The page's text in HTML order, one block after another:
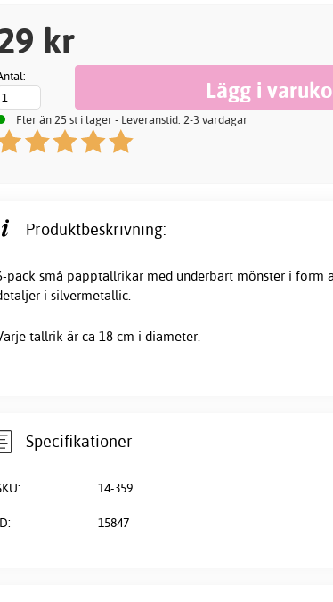
kr
Fler än 25 st i lager - Leveranstid: 2-3 vardagar
Produktbeskrivning:
pack små papptallrikar med underbart mönster i form
i silvermetallic.
tallrik är ca 18 cm i diameter.
Specifikationer
14-359
15847